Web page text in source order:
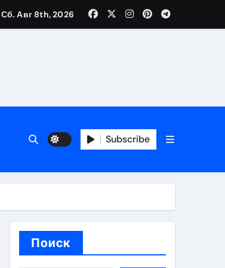
при анонимном лечении
Сб. Авг 8th, 2026
Subscribe
Поиск